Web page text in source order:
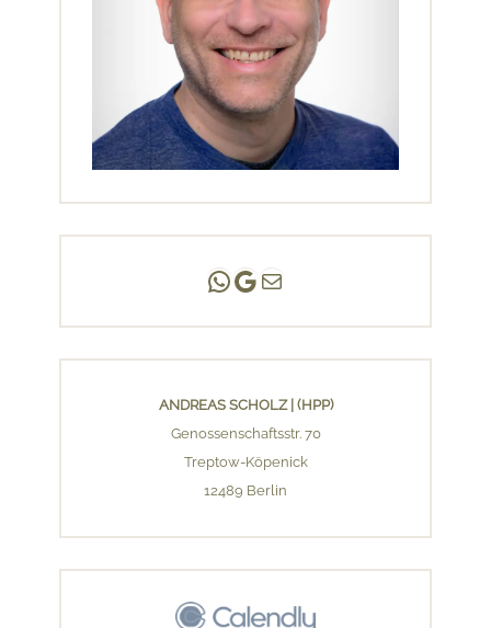
Andreas Scholz | (HPP)
Praxis Adlershof
E-Mail an mich ...
ANDREAS SCHOLZ | (HPP)
Genossenschaftsstr. 70
Treptow-Köpenick
12489 Berlin